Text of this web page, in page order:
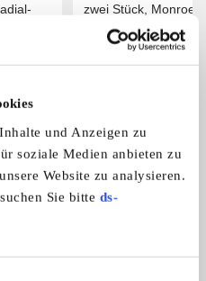
und Anzeigen zu
soziale Medien anbieten zu
Website zu analysieren.
Sie bitte ds-
Autobianchi/Lancia
NOS
zwei Stück, Monroe
Mat ...
1